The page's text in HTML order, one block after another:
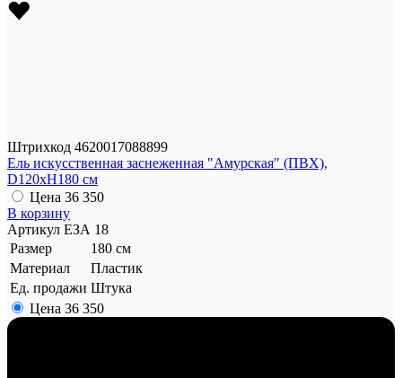
Штрихкод 4620017088899
Ель искусственная заснеженная "Амурская" (ПВХ),
D120xH180 см
Цена 36 350
В корзину
Артикул ЕЗА 18
Размер
180 см
Материал
Пластик
Ед. продажи Штука
Цена 36 350